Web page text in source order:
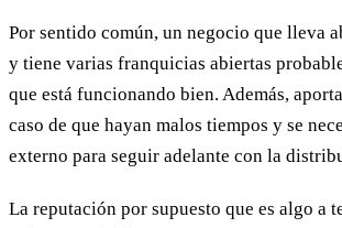
Por sentido común, un negocio que lleva
y tiene varias franquicias abiertas
que está funcionando bien. Además,
caso de que hayan malos tiempos y se
externo para seguir adelante con la
La reputación por supuesto que es algo a